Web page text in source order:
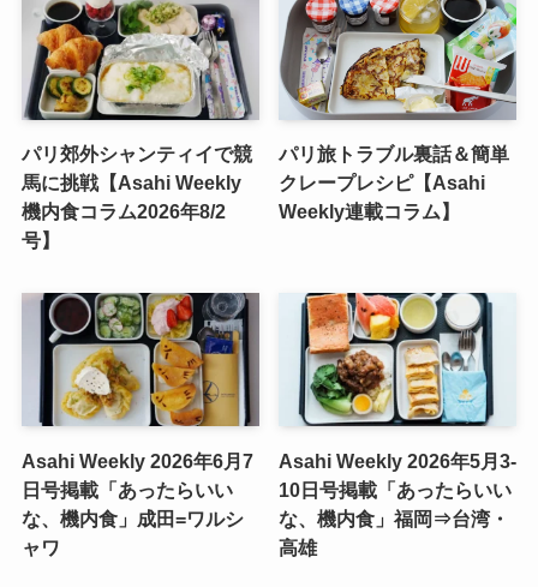
パリ郊外シャンティイで競
馬に挑戦【Asahi Weekly
機内食コラム2026年8/2
号】
パリ旅トラブル裏話＆簡単
クレープレシピ【Asahi
Weekly連載コラム】
Asahi Weekly 2026年6月7
日号掲載「あったらいい
な、機内食」成田=ワルシ
ャワ
Asahi Weekly 2026年5月3-
10日号掲載「あったらいい
な、機内食」福岡⇒台湾・
高雄